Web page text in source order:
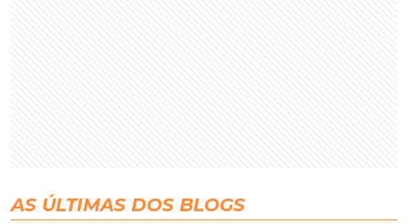
AS ÚLTIMAS DOS BLOGS